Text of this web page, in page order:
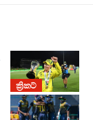
ක්‍රිකට්